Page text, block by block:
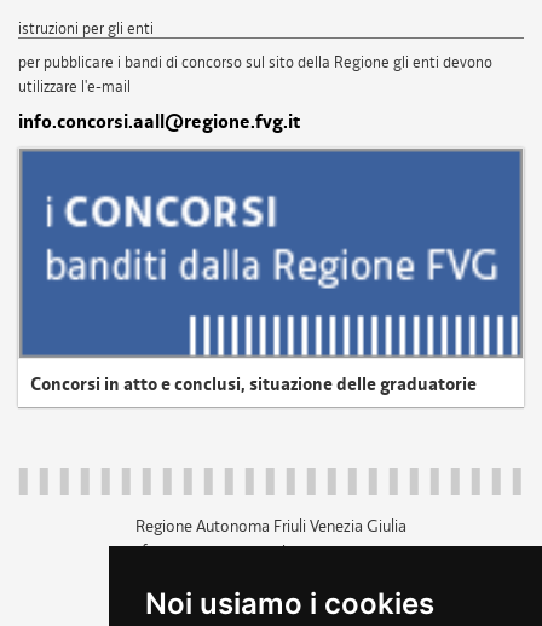
Noi usiamo i cookies
istruzioni per gli enti
per pubblicare i bandi di concorso sul sito della Regione gli enti devono
utilizzare l'e-mail
info.concorsi.aall@regione.fvg.it
Concorsi in atto e conclusi, situazione delle graduatorie
Regione Autonoma Friuli Venezia Giulia
c.f. 80014930327; p.iva 00526040324
+39 040 3771111